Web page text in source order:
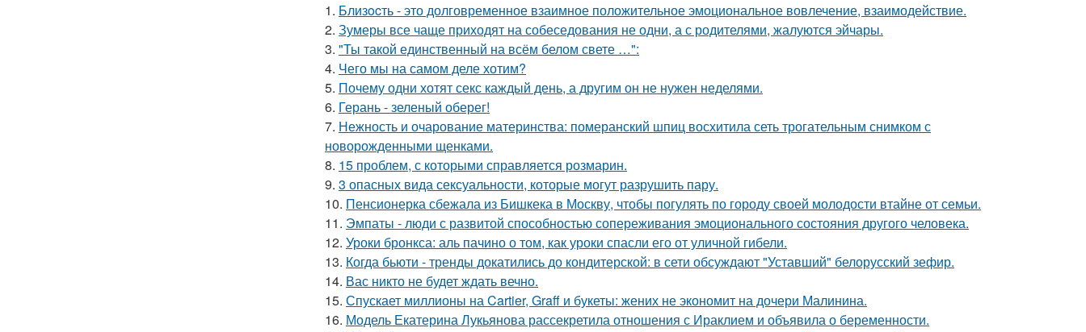
1. Близocть - это долговременное взаимное положительное эмоциональное вовлечение, взаимодействие.
2. Зумеры все чаще приходят на собеседования не одни, а с родителями, жалуются эйчары.
3. "Ты такой единственный на всём белом свете …":
4. Чего мы на самом деле хотим?
5. Почему одни хотят секс каждый день, а другим он не нужен неделями.
6. Герань - зеленый оберег!
7. Нежность и очарование материнства: померанский шпиц восхитила сеть трогательным снимком с
новорожденными щенками.
8. 15 проблем, с которыми справляется розмарин.
9. 3 опасных вида сексуальности, которые могут разрушить пару.
10. Пенсионерка сбежала из Бишкека в Москву, чтобы погулять по городу своей молодости втайне от семьи.
11. Эмпаты - люди с развитой способностью сопереживания эмоционального состояния другого человека.
12. Уроки бронкса: аль пачино о том, как уроки спасли его от уличной гибели.
13. Когда бьюти - тренды докатились до кондитерской: в сети обсуждают "Уставший" белорусский зефир.
14. Вас никто не будет ждать вечно.
15. Спускает миллионы на Cartier, Graff и букеты: жених не экономит на дочери Малинина.
16. Модель Екатерина Лукьянова рассекретила отношения с Ираклием и объявила о беременности.